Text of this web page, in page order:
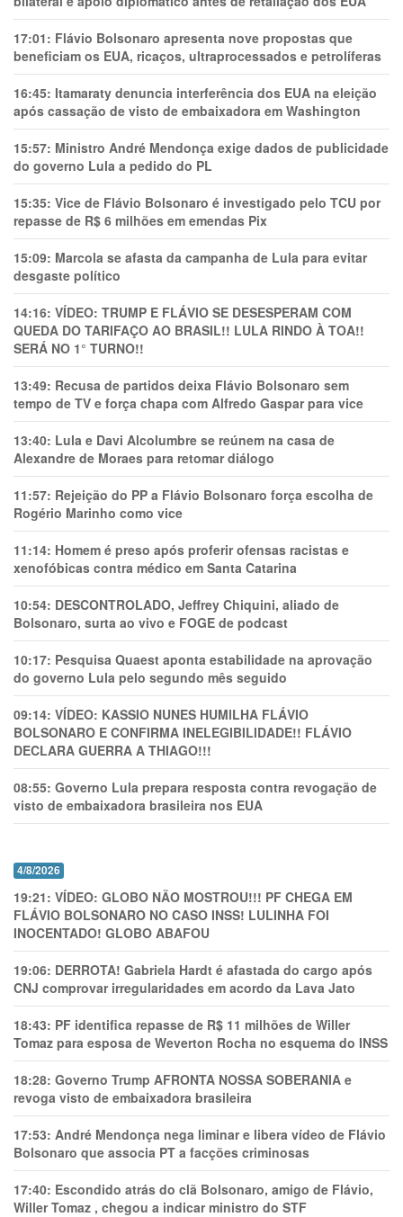
17:01: Flávio Bolsonaro apresenta nove propostas que
beneficiam os EUA, ricaços, ultraprocessados e petrolíferas
16:45: Itamaraty denuncia interferência dos EUA na eleição
após cassação de visto de embaixadora em Washington
15:57: Ministro André Mendonça exige dados de publicidade
do governo Lula a pedido do PL
15:35: Vice de Flávio Bolsonaro é investigado pelo TCU por
repasse de R$ 6 milhões em emendas Pix
15:09: Marcola se afasta da campanha de Lula para evitar
desgaste político
14:16: VÍDEO: TRUMP E FLÁVIO SE DESESPERAM COM
QUEDA DO TARIFAÇO AO BRASIL!! LULA RINDO À TOA!!
SERÁ NO 1° TURNO!!
13:49: Recusa de partidos deixa Flávio Bolsonaro sem
tempo de TV e força chapa com Alfredo Gaspar para vice
13:40: Lula e Davi Alcolumbre se reúnem na casa de
Alexandre de Moraes para retomar diálogo
11:57: Rejeição do PP a Flávio Bolsonaro força escolha de
Rogério Marinho como vice
11:14: Homem é preso após proferir ofensas racistas e
xenofóbicas contra médico em Santa Catarina
10:54: DESCONTROLADO, Jeffrey Chiquini, aliado de
Bolsonaro, surta ao vivo e FOGE de podcast
10:17: Pesquisa Quaest aponta estabilidade na aprovação
do governo Lula pelo segundo mês seguido
09:14: VÍDEO: KASSIO NUNES HUMlLHA FLÁVIO
BOLSONARO E CONFIRMA INELEGIBILIDADE!! FLÁVIO
DECLARA GUERRA A THIAGO!!!
08:55: Governo Lula prepara resposta contra revogação de
visto de embaixadora brasileira nos EUA
4/8/2026
19:21: VÍDEO: GLOBO NÃO MOSTROU!!! PF CHEGA EM
FLÁVIO BOLSONARO NO CASO INSS! LULINHA FOI
INOCENTADO! GLOBO ABAFOU
19:06: DERROTA! Gabriela Hardt é afastada do cargo após
CNJ comprovar irregularidades em acordo da Lava Jato
18:43: PF identifica repasse de R$ 11 milhões de Willer
Tomaz para esposa de Weverton Rocha no esquema do INSS
18:28: Governo Trump AFRONTA NOSSA SOBERANIA e
revoga visto de embaixadora brasileira
17:53: André Mendonça nega liminar e libera vídeo de Flávio
Bolsonaro que associa PT a facções criminosas
17:40: Escondido atrás do clã Bolsonaro, amigo de Flávio,
Willer Tomaz , chegou a indicar ministro do STF